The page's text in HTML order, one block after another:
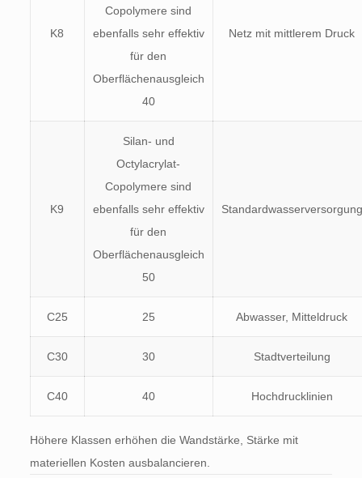
K8
Copolymere sind
ebenfalls sehr effektiv
für den
Oberflächenausgleich
40
Netz mit mittlerem Druck
K9
Silan- und
Octylacrylat-
Copolymere sind
ebenfalls sehr effektiv
für den
Oberflächenausgleich
50
Standardwasserversorgung
C25 25 Abwasser, Mitteldruck
C30 30 Stadtverteilung
C40 40 Hochdrucklinien
Höhere Klassen erhöhen die Wandstärke, Stärke mit
materiellen Kosten ausbalancieren.